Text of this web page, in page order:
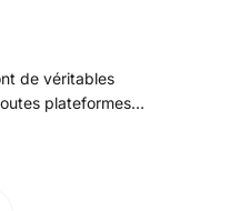
de véritables
plateformes